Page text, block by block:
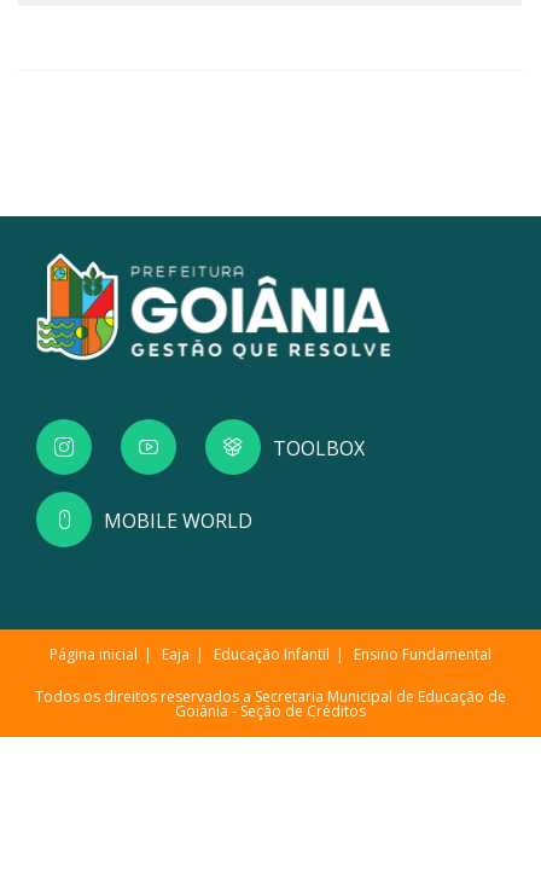
TOOLBOX
MOBILE WORLD
Página inicial Eaja Educação Infantil Ensino Fundamental
Todos os direitos reservados a Secretaria Municipal de Educação de
Goiânia - Seção de Créditos